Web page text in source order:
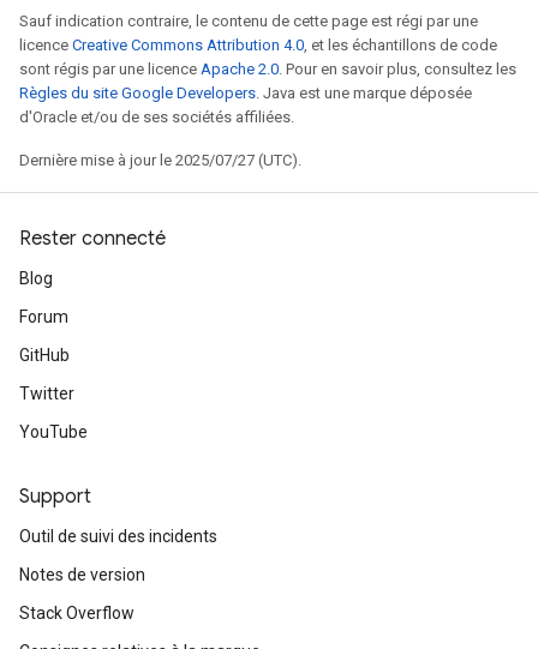
Sauf indication contraire, le contenu de cette page est régi par une
licence Creative Commons Attribution 4.0, et les échantillons de code
sont régis par une licence Apache 2.0. Pour en savoir plus, consultez les
Règles du site Google Developers. Java est une marque déposée
d'Oracle et/ou de ses sociétés affiliées.
Dernière mise à jour le 2025/07/27 (UTC).
Rester connecté
Blog
Forum
GitHub
Twitter
YouTube
Support
Outil de suivi des incidents
Notes de version
Stack Overflow